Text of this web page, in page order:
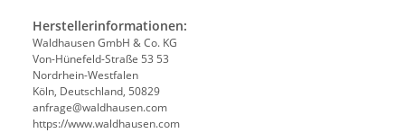
Herstellerinformationen:
Waldhausen GmbH & Co. KG
Von-Hünefeld-Straße 53 53
Nordrhein-Westfalen
Köln, Deutschland, 50829
anfrage@waldhausen.com
https://www.waldhausen.com